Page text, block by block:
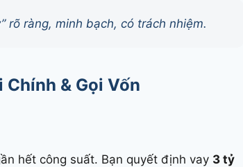
rõ ràng, minh bạch, có trách nhiệm.
& Gọi Vốn
hết công suất. Bạn quyết định vay 3 tỷ